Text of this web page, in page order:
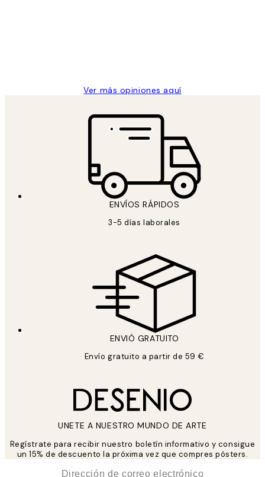
Ver más opiniones aquí
ENVÍOS RÁPIDOS
3-5 días laborales
ENVIÓ GRATUITO
Envío gratuito a partir de 59 €
UNETE A NUESTRO MUNDO DE ARTE
Regístrate para recibir nuestro boletín informativo y consigue
un 15% de descuento la próxima vez que compres pósters.